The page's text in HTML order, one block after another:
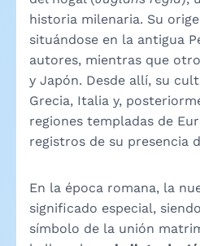
historia milenaria. Su
situándose en la antigua
autores, mientras que
y Japón. Desde allí, su
Grecia, Italia y,
regiones templadas de
registros de su presencia
En la época romana, la
significado especial,
símbolo de la unión